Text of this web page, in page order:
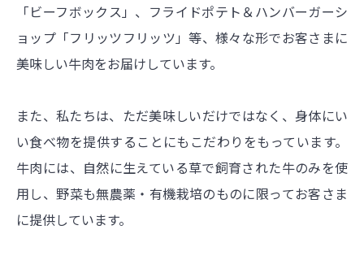
「ビーフボックス」、フライドポテト＆ハンバーガーシ
ョップ「フリッツフリッツ」等、様々な形でお客さまに
美味しい牛肉をお届けしています。
また、私たちは、ただ美味しいだけではなく、身体にい
い食べ物を提供することにもこだわりをもっています。
牛肉には、自然に生えている草で飼育された牛のみを使
用し、野菜も無農薬・有機栽培のものに限ってお客さま
に提供しています。